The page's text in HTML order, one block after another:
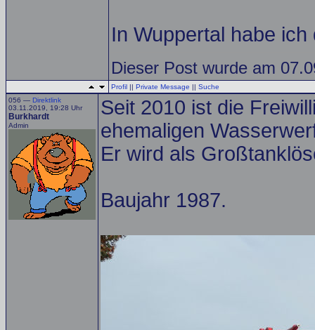
In Wuppertal habe
Dieser Post wurde am
Profil || Private Message || Suche
056 — Direktlink
03.11.2019, 19:28 Uhr
Burkhardt
Admin
Seit 2010 ist die
ehemaligen
Er wird als
Baujahr 1987.